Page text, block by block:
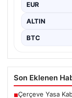
EUR
ALTIN
BTC
Son Eklenen
■Çerçeve Yasa